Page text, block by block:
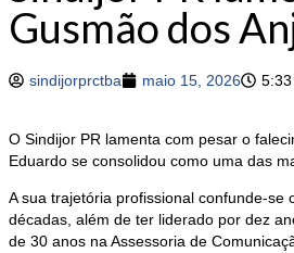
Gusmão dos
sindijorprctba maio 15, 2026
O Sindijor PR lamenta com pesar o
Eduardo se consolidou como uma das
A sua trajetória profissional confunde-se
décadas, além de ter liderado por dez
de 30 anos na Assessoria de